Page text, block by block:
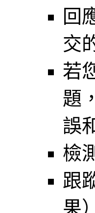
回
交
若
題
誤
檢
跟
果